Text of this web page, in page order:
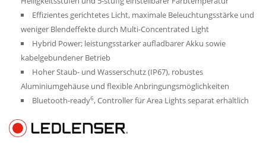
Effizientes gerichtetes Licht, maximale Beleuchtungsstärke und
weniger Blendeffekte durch Multi-Concentrated Light
Hybrid Power; leistungsstarker aufladbarer Akku sowie
kabelgebundener Betrieb
Hoher Staub- und Wasserschutz (IP67), robustes
Aluminiumgehäuse und flexible Anbringungsmöglichkeiten
Bluetooth-ready6, Controller für Area Lights separat erhältlich